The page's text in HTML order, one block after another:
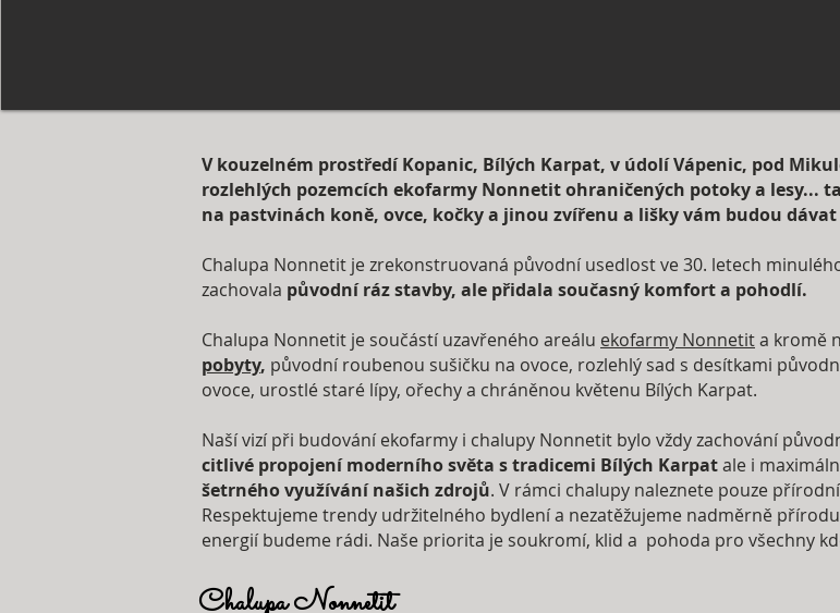
V kouzelném prostředí Kopanic, Bílých Karpat, v údolí Vápenic, pod
rozlehlých pozemcích ekofarmy Nonnetit ohraničených potoky a lesy...
na pastvinách koně, ovce, kočky a jinou zvířenu a lišky vám budou
Chalupa Nonnetit je zrekonstruovaná původní usedlost ve 30. letech
zachovala původní ráz stavby, ale přidala současný komfort a pohodlí.
Chalupa Nonnetit je součástí uzavřeného areálu ekofarmy Nonnetita kromě
pobyty, původní roubenou sušičku na ovoce, rozlehlý sad s desítkami
ovoce, urostlé staré lípy, ořechy a chráněnou květenu Bílých Karpat.
Naší vizí při budování ekofarmy i chalupy Nonnetit bylo vždy zachování
citlivé propojení moderního světa s tradicemi Bílých Karpatale i
šetrného využívání našich zdrojů. V rámci chalupy naleznete pouze
Respektujeme trendy udržitelného bydlení a nezatěžujeme nadměrně
energií budeme rádi. Naše priorita je soukromí, klid a pohoda pro všechny
Chalupa Nonnetit